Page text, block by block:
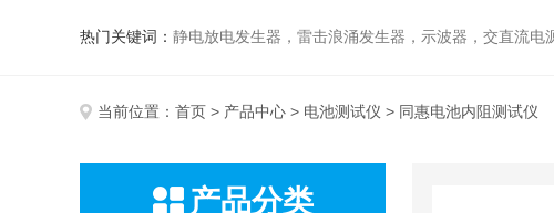
热门关键词： 静电放电发生器，雷击浪涌发生器，示波器，交直流电源，安
当前位置： 首页 > 产品中心 > 电池测试仪 > 同惠电池内阻测试仪
产品分类